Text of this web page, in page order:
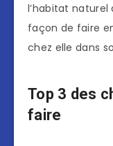
l’habitat
façon de faire
chez elle dans
Top 3 des
faire